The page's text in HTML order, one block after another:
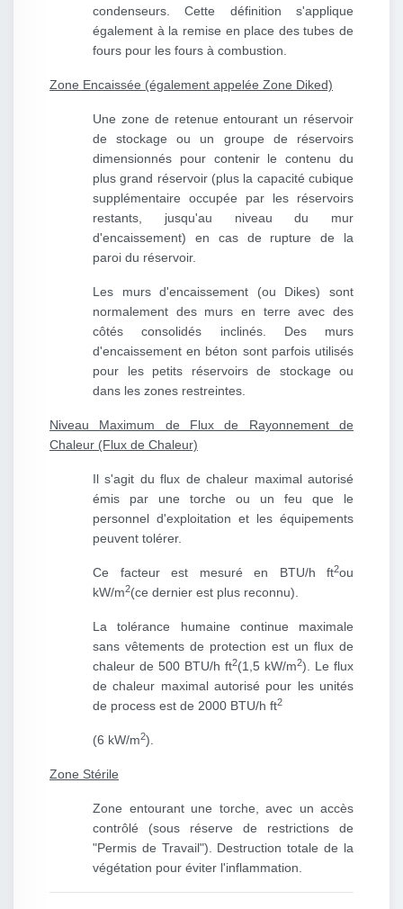
condenseurs. Cette définition s'applique
également à la remise en place des tubes de
fours pour les fours à combustion.
Zone Encaissée (également appelée Zone Diked)
Une zone de retenue entourant un réservoir
de stockage ou un groupe de réservoirs
dimensionnés pour contenir le contenu du
plus grand réservoir (plus la capacité cubique
supplémentaire occupée par les réservoirs
restants, jusqu'au niveau du mur
d'encaissement) en cas de rupture de la
paroi du réservoir.
Les murs d'encaissement (ou Dikes) sont
normalement des murs en terre avec des
côtés consolidés inclinés. Des murs
d'encaissement en béton sont parfois utilisés
pour les petits réservoirs de stockage ou
dans les zones restreintes.
Niveau Maximum de Flux de Rayonnement de
Chaleur (Flux de Chaleur)
Il s'agit du flux de chaleur maximal autorisé
émis par une torche ou un feu que le
personnel d'exploitation et les équipements
peuvent tolérer.
Ce facteur est mesuré en BTU/h ft2ou
kW/m2(ce dernier est plus reconnu).
La tolérance humaine continue maximale
sans vêtements de protection est un flux de
chaleur de 500 BTU/h ft2(1,5 kW/m2). Le flux
de chaleur maximal autorisé pour les unités
de process est de 2000 BTU/h ft2
(6 kW/m2).
Zone Stérile
Zone entourant une torche, avec un accès
contrôlé (sous réserve de restrictions de
"Permis de Travail"). Destruction totale de la
végétation pour éviter l'inflammation.